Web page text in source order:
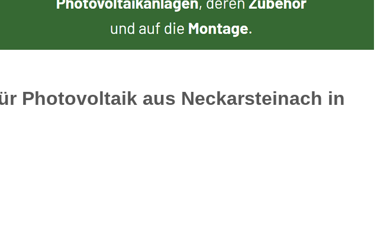
Photovoltaik aus Neckarsteinach in